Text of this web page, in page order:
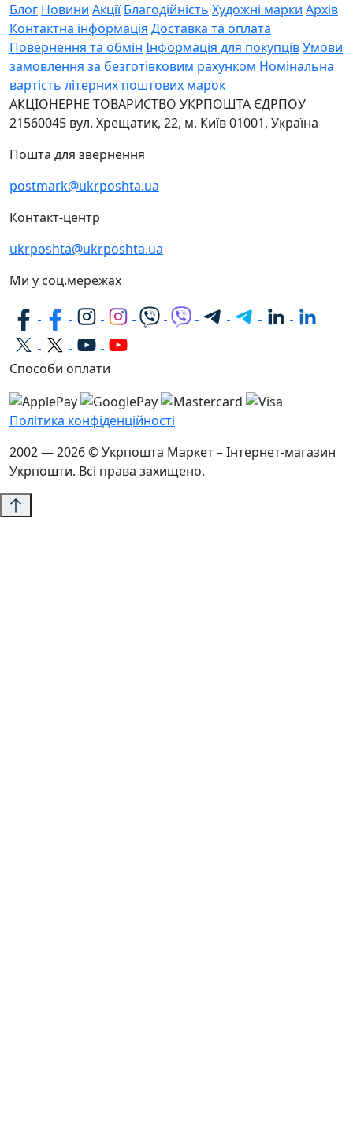
Блог Новини Акції Благодійність Художні марки Архів
Контактна інформація Доставка та оплата
Повернення та обмін Інформація для покупцівУмови
замовлення за безготівковим рахунком Номінальна
вартість літерних поштових марок
АКЦІОНЕРНЕ ТОВАРИСТВО УКРПОШТА ЄДРПОУ
21560045 вул. Хрещатик, 22, м. Київ01001, Україна
Пошта для звернення
postmark@ukrposhta.ua
Контакт-центр
ukrposhta@ukrposhta.ua
Ми у соц.мережах
Способи оплати
Політика конфіденційності
2002 — 2026 © Укрпошта Маркет – Інтернет-магазин
Укрпошти. Всі права захищено.